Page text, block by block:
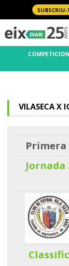
SUBSCRIU-
VILASECA X
Primera
Jornada